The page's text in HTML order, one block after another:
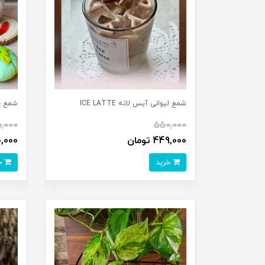
شمع لیوانی آیس لاته ICE LATTE
550,000
449,000 تومان
شمع
30,000